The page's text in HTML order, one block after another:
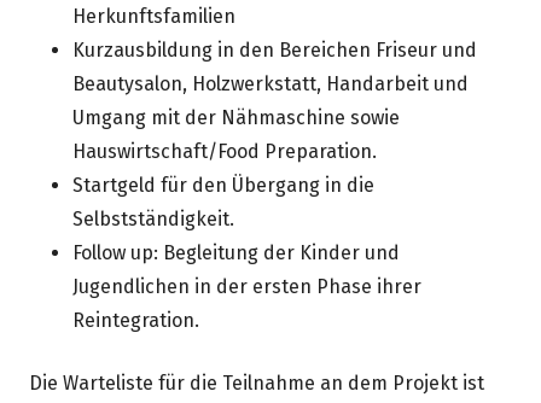
Herkunftsfamilien
Kurzausbildung in den Bereichen Friseur und
Beautysalon, Holzwerkstatt, Handarbeit und
Umgang mit der Nähmaschine sowie
Hauswirtschaft/Food Preparation.
Startgeld für den Übergang in die
Selbstständigkeit.
Follow up: Begleitung der Kinder und
Jugendlichen in der ersten Phase ihrer
Reintegration.
Die Warteliste für die Teilnahme an dem Projekt ist